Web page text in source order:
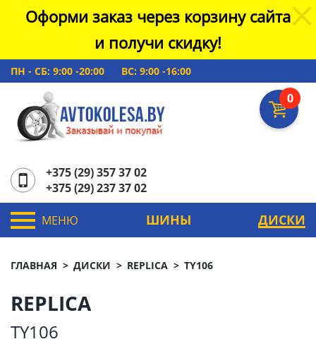
Оформи заказ через корзину сайта
и получи скидку!
ПН - СБ: 9:00 -20:00 ВС: 9:00 -16:00
0
+375 (29) 357 37 02
+375 (29) 237 37 02
МЕНЮ ШИНЫ ДИСКИ
ГЛАВНАЯ ДИСКИ REPLICA TY106
REPLICA
TY106